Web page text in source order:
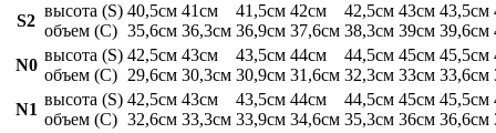
S2
высота (S)
объем (C)
40,5см
35,6см
41см
36,3см
41,5см
36,9см
42см
37,6см
42,5см
38,3см
43см
39см
43,5см
39,6см
N0
высота (S)
объем (C)
42,5см
29,6см
43см
30,3см
43,5см
30,9см
44см
31,6см
44,5см
32,3см
45см
33см
45,5см
33,6см
N1
высота (S)
объем (C)
42,5см
32,6см
43см
33,3см
43,5см
33,9см
44см
34,6см
44,5см
35,3см
45см
36см
45,5см
36,6см